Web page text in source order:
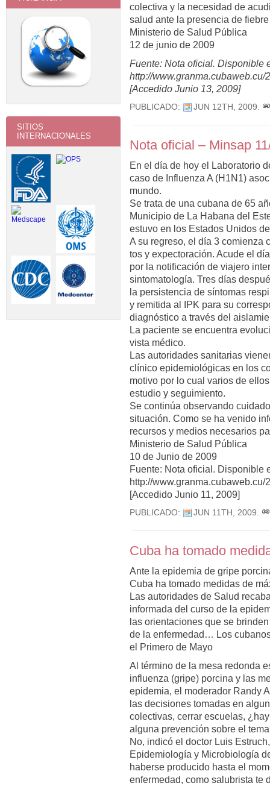
colectiva y la necesidad de
salud ante la presencia de
Ministerio de Salud Pública
12 de junio de 2009
Fuente: Nota oficial. Disponible
http://
[Accedido Junio 13, 2009]
PUBLICADO: JUN 12TH, 2009.
Nota oficial – Minsap
En el día de hoy el Laboratorio
caso de Influenza A (H1N1)
mundo.
Se trata de una cubana de 65
Municipio de La Habana del
estuvo en los Estados Unidos
A su regreso, el día 3 comienza
tos y expectoración. Acude el
por la notificación de viajero
sintomatología. Tres días
la persistencia de síntomas
y remitida al IPK para su
diagnóstico a través del
La paciente se encuentra
vista médico.
Las autoridades sanitarias
clínico epidemiológicas en los
motivo por lo cual varios de
estudio y seguimiento.
Se continúa observando
situación. Como se ha venido
recursos y medios necesarios
Ministerio de Salud Pública
10 de Junio de 2009
Fuente: Nota oficial. Disponible
http://
[Accedido Junio 11, 2009]
PUBLICADO: JUN 11TH, 2009.
Cuba ha tomado
Ante la epidemia de gripe
Cuba ha tomado medidas de
Las autoridades de Salud
informada del curso de la
las orientaciones que se
de la enfermedad… Los
el Primero de Mayo
Al término de la mesa redonda
influenza (gripe) porcina y las
epidemia, el moderador Randy
las decisiones tomadas en
colectivas, cerrar escuelas,
alguna prevención sobre el
No, indicó el doctor Luis
Epidemiología y Microbiología
haberse producido hasta el
enfermedad, como salubrista te
SITIOS
INTERNACIONALES